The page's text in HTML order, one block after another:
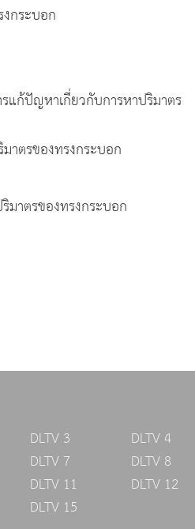
กระบอก
ปัญหาเกี่ยวกับการหาปริมาตร
าตรของทรงกระบอก
มาตรของทรงกระบอก
DLTV 3
DLTV 4
DLTV 7
DLTV 8
DLTV 11
DLTV 12
DLTV 15